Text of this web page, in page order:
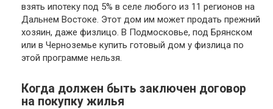
взять ипотеку под 5% в селе любого из 11 регионов на
Дальнем Востоке. Этот дом им может продать прежний
хозяин, даже физлицо. В Подмосковье, под Брянском
или в Черноземье купить готовый дом у физлица по
этой программе нельзя.
Когда должен быть заключен договор
на покупку жилья